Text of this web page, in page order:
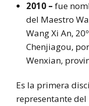
2010 – fue
del Maestro
Wang Xi An,
Chenjiagou,
Wenxian,
Es la primera
representante del